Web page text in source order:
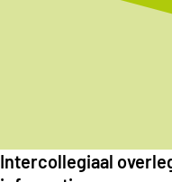
Intercollegiaal